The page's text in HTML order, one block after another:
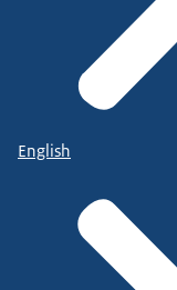
English